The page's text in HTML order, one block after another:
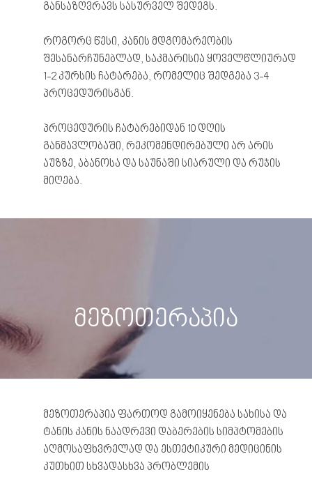
განსაზღვრავს სასურველ შედეგს.
როგორც წესი, კანის მდგომარეობის
შესანარჩუნებლად, საკმარისია ყოველწლიურად
1-2 კურსის ჩატარება, რომელიც შედგება 3-4
პროცედურისგან.
პროცედურის ჩატარებიდან 10 დღის
განმავლობაში, რეკომენდირებული არ არის
აუზზე, აბანოსა და საუნაში სიარული და რუჯის
მიღება.
მეზოთერაპია
მეზოთერაპია ფართოდ გამოიყენება სახისა და
ტანის კანის ნაადრევი დაბერების სიმპტომების
აღმოსაფხვრელად და ესთეტიკური მედიცინის
კუთხით სხვადასხვა პრობლემის